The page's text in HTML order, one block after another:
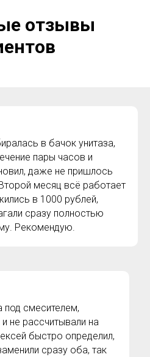
отзывы
в бачок унитаза,
пары часов и
даже не пришлось
месяц всё работает
в 1000 рублей,
сразу полностью
Рекомендую.
под смесителем,
не рассчитывали на
быстро определил,
сразу оба, так